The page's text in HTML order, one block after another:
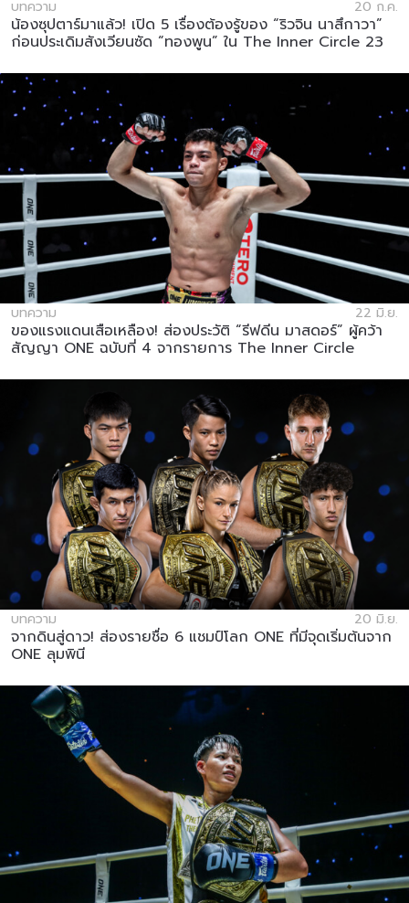
บทความ 20 ก.ค.
น้องซุปตาร์มาแล้ว! เปิด 5 เรื่องต้องรู้ของ “ริวจิน นาสึกาวา”
ก่อนประเดิมสังเวียนซัด “ทองพูน” ใน The Inner Circle 23
บทความ 22 มิ.ย.
ของแรงแดนเสือเหลือง! ส่องประวัติ “รีฟดีน มาสดอร์” ผู้คว้า
สัญญา ONE ฉบับที่ 4 จากรายการ The Inner Circle
บทความ 20 มิ.ย.
จากดินสู่ดาว! ส่องรายชื่อ 6 แชมป์โลก ONE ที่มีจุดเริ่มต้นจาก
ONE ลุมพินี